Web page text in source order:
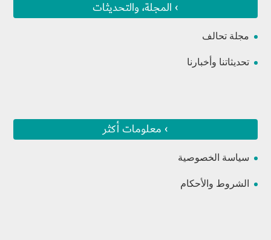
› المجلة، والتحديثات
مجلة تحالف
تحديثاتنا وأخبارنا
› معلومات أكثر
سياسة الخصوصية
الشروط والأحكام